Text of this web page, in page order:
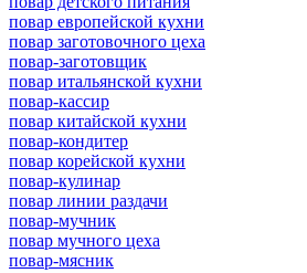
повар европейской кухни
повар заготовочного цеха
повар-заготовщик
повар итальянской кухни
повар-кассир
повар китайской кухни
повар-кондитер
повар корейской кухни
повар-кулинар
повар линии раздачи
повар-мучник
повар мучного цеха
повар-мясник